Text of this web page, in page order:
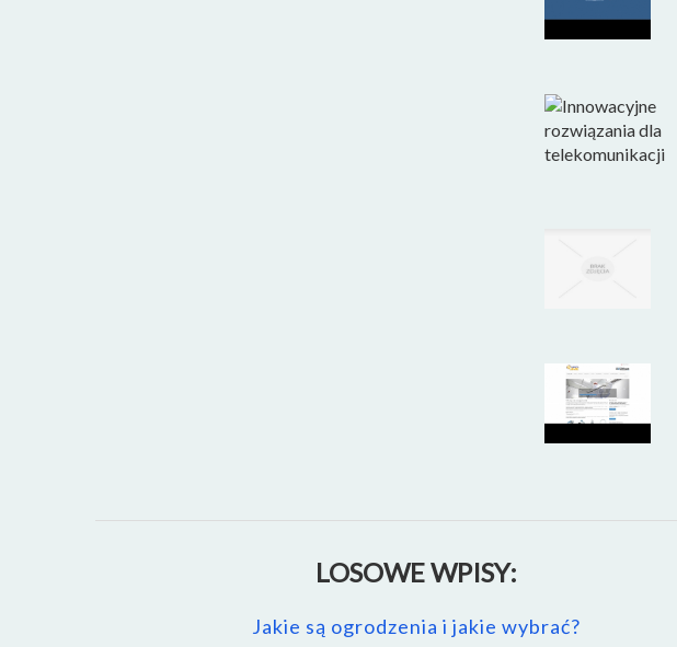
LOSOWE WPISY:
Jakie są ogrodzenia i jakie wybrać?